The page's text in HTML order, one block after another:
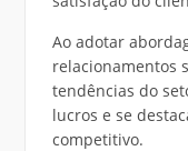
Ao adotar
relacionamentos
tendências do
lucros e se
competitivo.